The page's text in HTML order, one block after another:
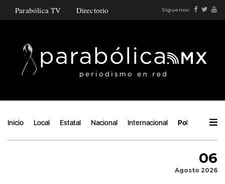
Parabólica TV Directorio Síguenos:
Inicio Local Estatal Nacional Internacional Política
06
Agosto 2026